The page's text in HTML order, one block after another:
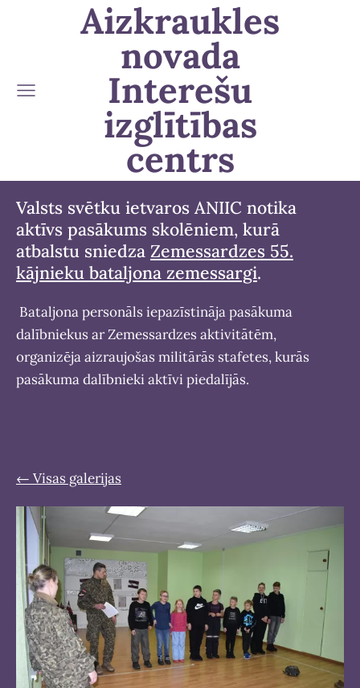
Aizkraukles
novada
Interešu
izglītības
centrs
Valsts svētku ietvaros ANIIC notika
aktīvs pasākums skolēniem, kurā
atbalstu sniedza Zemessardzes 55.
kājnieku bataljona zemessargi.
Bataljona personāls iepazīstināja pasākuma
dalībniekus ar Zemessardzes aktivitātēm,
organizēja aizraujošas militārās stafetes, kurās
pasākuma dalībnieki aktīvi piedalījās.
Visas galerijas